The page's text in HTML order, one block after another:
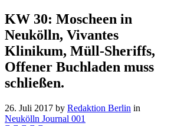
KW 30: Moscheen in
Neukölln, Vivantes
Klinikum, Müll-Sheriffs,
Offener Buchladen muss
schließen.
26. Juli 2017 by Redaktion Berlin in
Neukölln Journal 001